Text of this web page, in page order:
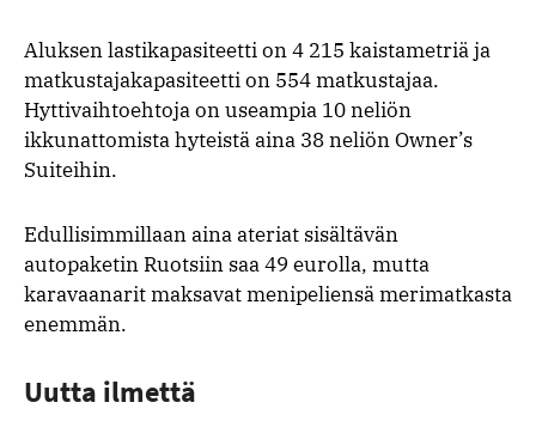
Aluksen lastikapasiteetti on 4 215 kaistametriä ja
matkustajakapasiteetti on 554 matkustajaa.
Hyttivaihtoehtoja on useampia 10 neliön
ikkunattomista hyteistä aina 38 neliön Owner’s
Suiteihin.
Edullisimmillaan aina ateriat sisältävän
autopaketin Ruotsiin saa 49 eurolla, mutta
karavaanarit maksavat menipeliensä merimatkasta
enemmän.
Uutta ilmettä